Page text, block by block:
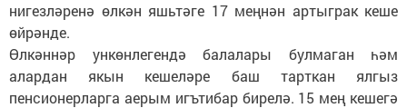
нигезләренә өлкән яшьтәге 17 меңнән артыграк кеше
өйрәнде.
Өлкәннәр ункөнлегендә балалары булмаган һәм
алардан якын кешеләре баш тарткан ялгыз
пенсионерларга аерым игътибар бирелә. 15 мең кешегә